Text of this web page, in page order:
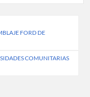
FORD DE
COMUNITARIAS